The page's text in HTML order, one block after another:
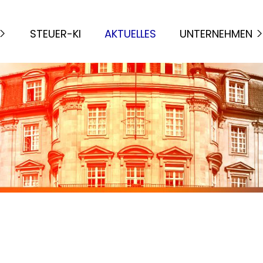
STEUER-KI AKTUELLES UNTERNEHMEN